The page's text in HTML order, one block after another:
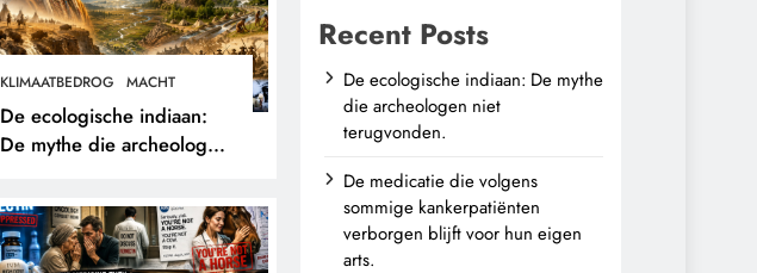
KLIMAATBEDROG MACHT
De ecologische indiaan:
De mythe die archeologen
Recent Posts
De ecologische indiaan: De mythe
die archeologen niet
terugvonden.
De medicatie die volgens
sommige kankerpatiënten
verborgen blijft voor hun eigen
arts.